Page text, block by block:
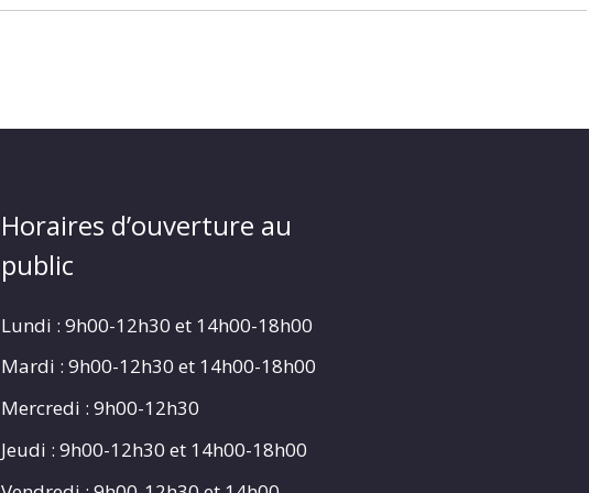
Horaires d’ouverture au
public
Lundi : 9h00-12h30 et 14h00-18h00
Mardi : 9h00-12h30 et 14h00-18h00
Mercredi : 9h00-12h30
Jeudi : 9h00-12h30 et 14h00-18h00